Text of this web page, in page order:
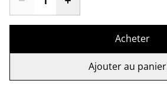
Acheter
Ajouter au panier